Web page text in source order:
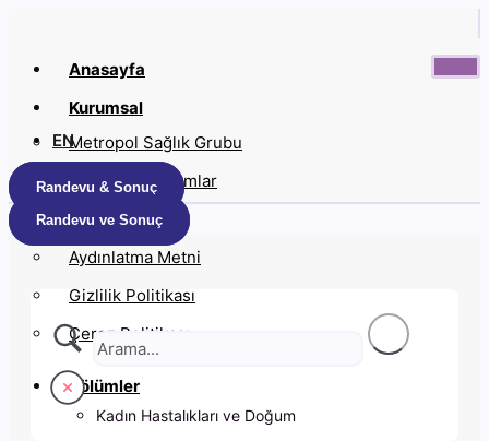
Anasayfa
Kurumsal
Metropol Sağlık Grubu
Anlaşmalı Kurumlar
Kariyer
Aydınlatma Metni
Gizlilik Politikası
Çerez Politikası
Bölümler
Kadın Hastalıkları ve Doğum
EN
Randevu & Sonuç
Randevu ve Sonuç